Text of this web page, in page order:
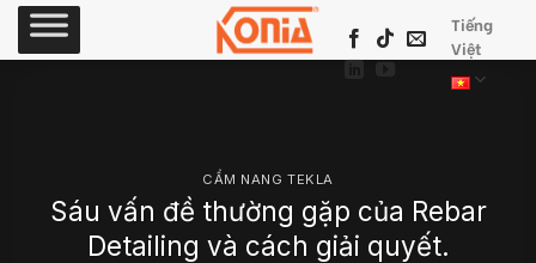
Skip
Tiếng
Việt
CẨM NANG TEKLA
Sáu vấn đề thường gặp của Rebar
Detailing và cách giải quyết.